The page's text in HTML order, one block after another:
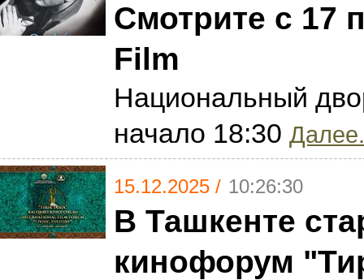
Смотрите с 17
Film
Национальный
начало 18:30
15.12.2025 / 10:26:30
В Ташкенте
кинофорум